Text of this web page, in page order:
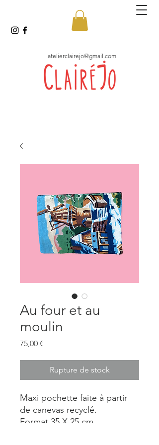
atelierclairejo@gmail.com
Au four et au
moulin
75,00 €
Rupture de stock
Maxi pochette faite à partir
de canevas recyclé.
Format 35 X 25 cm.